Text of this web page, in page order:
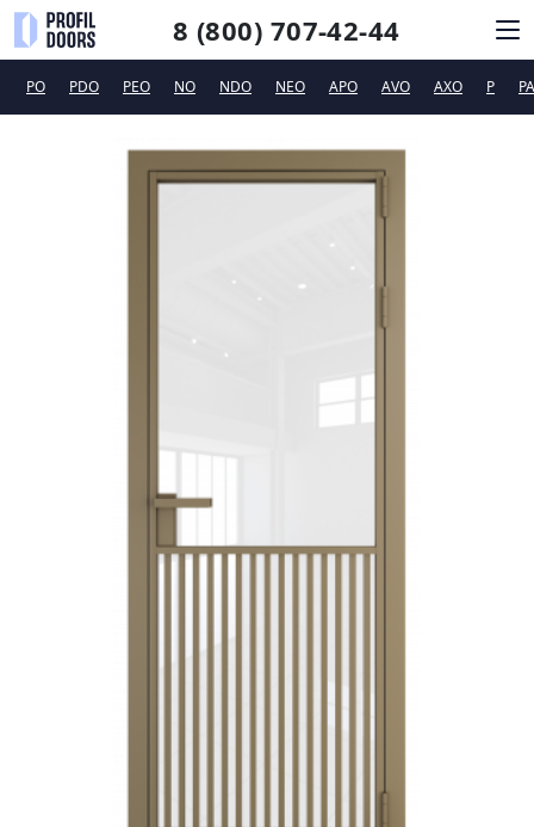
8 (800) 707-42-44
СИСТЕМЫ ОТКРЫВАНИЯ
ДИЗАЙНЕРАМ
PO PDO PEO NO NDO NEO APO AVO AXO P PA